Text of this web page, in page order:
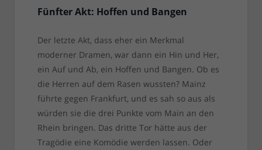
Fünfter Akt: Hoffen und Bangen
Der letzte Akt, dass eher ein Merkmal
moderner Dramen, war dann ein Hin und Her,
ein Auf und Ab, ein Hoffen und Bangen. Ob es
die Herren auf dem Rasen wussten? Mainz
führte gegen Frankfurt, und es sah so aus als
würden sie die drei Punkte vom Main an den
Rhein bringen. Das dritte Tor hätte aus der
Tragödie eine Komödie werden lassen. Oder